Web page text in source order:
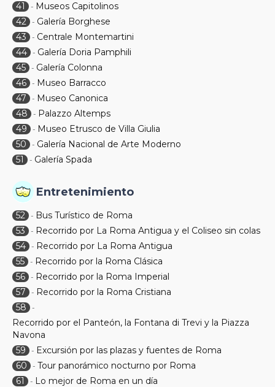
41
- Museos Capitolinos
42 - Galería Borghese
43
- Centrale Montemartini
44 - Galería Doria Pamphili
45 - Galería Colonna
46 - Museo Barracco
47
- Museo Canonica
48
- Palazzo Altemps
49
- Museo Etrusco de Villa Giulia
50
- Galería Nacional de Arte Moderno
51
- Galería Spada
Entretenimiento
52 - Bus Turístico de Roma
53
- Recorrido por La Roma Antigua y el Coliseo sin colas
54 - Recorrido por La Roma Antigua
55 - Recorrido por la Roma Clásica
56 - Recorrido por la Roma Imperial
57
- Recorrido por la Roma Cristiana
58
-
Recorrido por el Panteón, la Fontana di Trevi y la Piazza
Navona
59
- Excursión por las plazas y fuentes de Roma
60
- Tour panorámico nocturno por Roma
61
- Lo mejor de Roma en un día